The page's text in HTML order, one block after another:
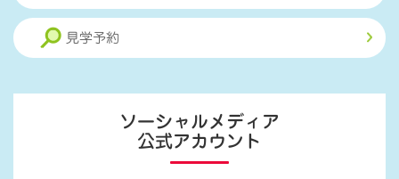
見学予約
ソーシャルメディア
公式アカウント